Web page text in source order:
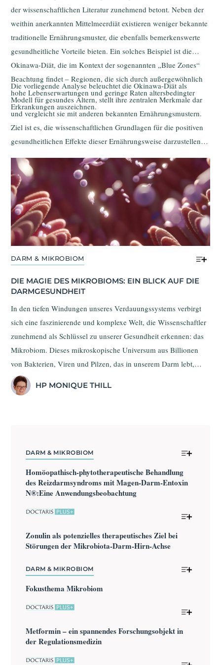
der wissenschaftlichen Literatur zunehmend betont. Neben der
weithin anerkannten Mittelmeerdiät existieren weniger bekannte
traditionelle Ernährungsmuster, die ebenfalls bemerkenswerte
gesundheitliche Vorteile bieten. Ein solches Beispiel ist die
Okinawa-Diät, die im Kontext der sogenannten „Blue Zones“
Beachtung findet – Regionen, die sich durch außergewöhnlich
hohe Lebenserwartungen und geringe Raten altersbedingter
Erkrankungen auszeichnen.
Die vorliegende Analyse beleuchtet die Okinawa-Diät als
Modell für gesundes Altern, stellt ihre zentralen Merkmale dar
und vergleicht sie mit anderen bekannten Ernährungsmustern.
Ziel ist es, die wissenschaftlichen Grundlagen für die positiven
gesundheitlichen Effekte dieser Ernährungsweise darzustellen
Ernährungsgewohnheiten zu diskutieren.
DARM & MIKROBIOM
DIE MAGIE DES MIKROBIOMS: EIN BLICK AUF DIE
DARMGESUNDHEIT
In den tiefen Windungen unseres Verdauungssystems verbirgt
sich eine faszinierende und komplexe Welt, die Wissenschaftler
zunehmend als Schlüssel zu unserer Gesundheit erkennen: das
Mikrobiom. Dieses mikroskopische Universum aus Billionen
von Bakterien, Viren und Pilzen, das in unserem Darm lebt,
beeinflusst nicht nur unsere Verdauung, sondern auch unser
Immunsystem, unsere Stimmung und sogar unser Gewicht. Die
HP MONIQUE THILL
DARM & MIKROBIOM
Homöopathisch-phytotherapeutische Behandlung
des Reizdarmsyndroms mit Magen-Darm-Entoxin
N®:Eine Anwendungsbeobachtung
Zonulin als potenzielles therapeutisches Ziel bei
Störungen der Mikrobiota-Darm-Hirn-Achse
DARM & MIKROBIOM
Fokusthema Mikrobiom
Metformin – ein spannendes Forschungsobjekt in
der Regulationsmedizin